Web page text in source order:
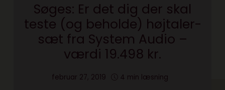
Søges: Er det dig der skal
teste (og beholde) højtaler-
sæt fra System Audio –
værdi 19.498 kr.
februar 27, 2019 4 min læsning